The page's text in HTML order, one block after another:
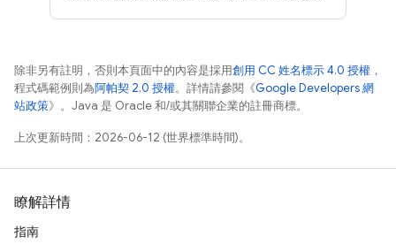
除非另有註明，否則本頁面中的內容是採用創用 CC 姓名標示 4.0 授權 ，
程式碼範例則為阿帕契 2.0 授權。詳情請參閱《Google Developers 網
站政策》。Java 是 Oracle 和/或其關聯企業的註冊商標。
上次更新時間：2026-06-12 (世界標準時間)。
瞭解詳情
指南